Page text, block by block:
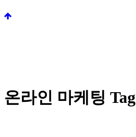
온라인 마케팅 Tag